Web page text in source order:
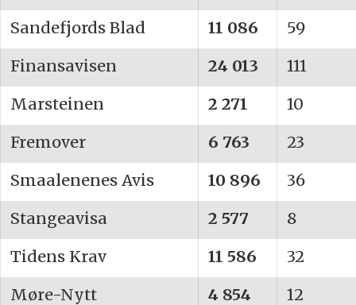
Sandefjords Blad
11 086
59
Finansavisen
24 013
111
Marsteinen
2 271
10
Fremover
6 763
23
Smaalenenes Avis
10 896
36
Stangeavisa
2 577
8
Tidens Krav
11 586
32
Møre-Nytt
4 854
12